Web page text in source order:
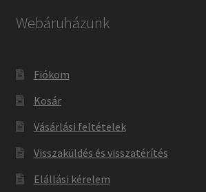
Webáruházunk
Fiókom
Kosár
Vásárlási feltételek
Visszaküldés és visszatérítés
Elállási kérelem